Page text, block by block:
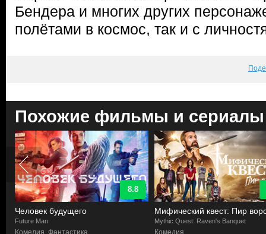
Бендера и многих других
полётами в космос, так и с
Похожие фильмы и сериалы
8.8
Человек будущего
Future Man
Комедия, Фантастика
Мифический квест: Пир
Mythic Quest: Raven's Banquet
Комедия